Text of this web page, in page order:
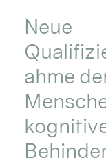
Neue
ahme